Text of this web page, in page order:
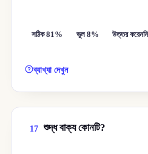
সঠিক 81% ভুল 8% উত্তর
ব্যাখ্যা দেখুন
17 শুদ্ধ বাক্য কোনটি?